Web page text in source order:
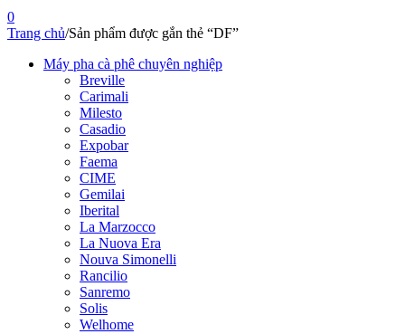
0
Trang chủ/Sản phẩm được gắn thẻ “DF”
Máy pha cà phê chuyên nghiệp
Breville
Carimali
Milesto
Casadio
Expobar
Faema
CIME
Gemilai
Iberital
La Marzocco
La Nuova Era
Nouva Simonelli
Rancilio
Sanremo
Solis
Welhome